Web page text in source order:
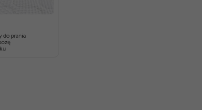
do prania